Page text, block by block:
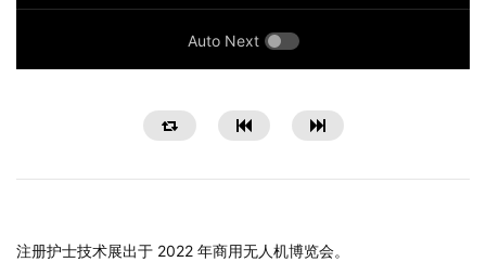
Auto Next
注册护士技术展出于 2022 年商用无人机博览会。